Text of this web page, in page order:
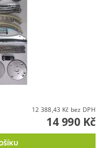
12 388,43 Kč bez DPH
14 990 Kč